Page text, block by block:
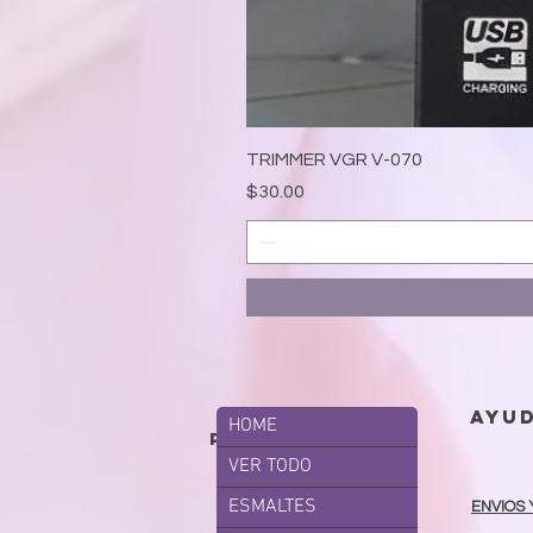
TRIMMER VGR V-070
Precio
$30.00
productos
HOME
VER TODO
ESMALTES
ENVIOS